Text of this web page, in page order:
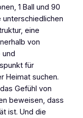
1 Ball und 90
unterschiedlichen
eine
von
und
für
Heimat suchen.
Gefühl von
beweisen, dass
ist. Und die